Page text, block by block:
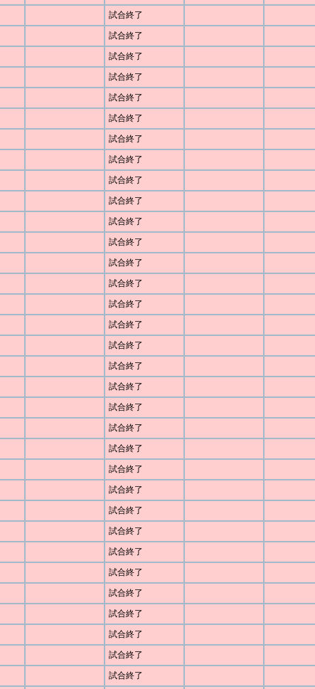
試合終了
試合終了
試合終了
試合終了
試合終了
試合終了
試合終了
試合終了
試合終了
試合終了
試合終了
試合終了
試合終了
試合終了
試合終了
試合終了
試合終了
試合終了
試合終了
試合終了
試合終了
試合終了
試合終了
試合終了
試合終了
試合終了
試合終了
試合終了
試合終了
試合終了
試合終了
試合終了
試合終了